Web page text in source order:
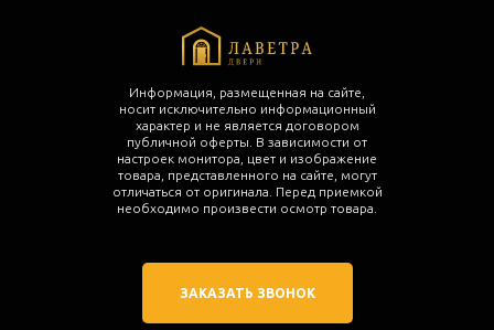
Информация, размещенная на сайте,
носит исключительно информационный
характер и не является договором
публичной оферты. В зависимости от
настроек монитора, цвет и изображение
товара, представленного на сайте, могут
отличаться от оригинала. Перед приемкой
необходимо произвести осмотр товара.
ЗАКАЗАТЬ ЗВОНОК